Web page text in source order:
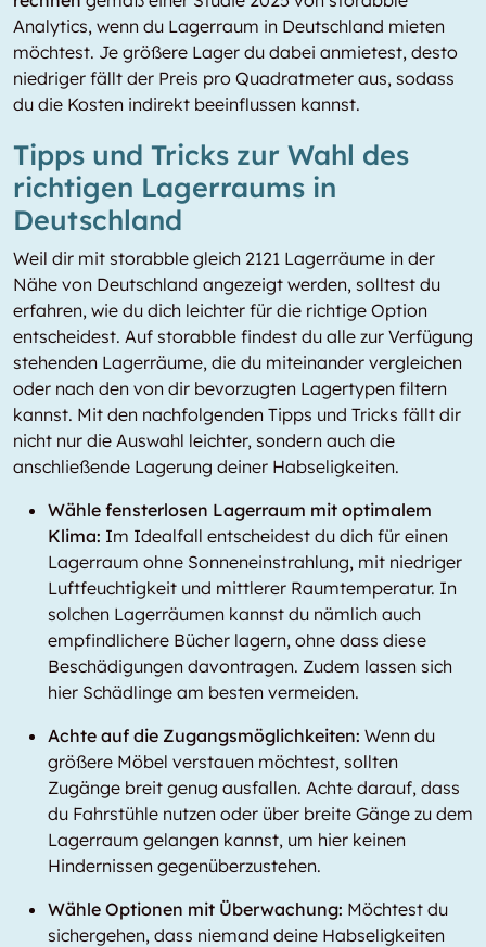
Analytics, wenn du Lagerraum in Deutschland mieten
möchtest. Je größere Lager du dabei anmietest, desto
niedriger fällt der Preis pro Quadratmeter aus, sodass
du die Kosten indirekt beeinflussen kannst.
Tipps und Tricks zur Wahl des
richtigen Lagerraums in
Deutschland
Weil dir mit storabble gleich 2121 Lagerräume in der
Nähe von Deutschland angezeigt werden, solltest du
erfahren, wie du dich leichter für die richtige Option
entscheidest. Auf storabble findest du alle zur Verfügung
stehenden Lagerräume, die du miteinander vergleichen
oder nach den von dir bevorzugten Lagertypen filtern
kannst. Mit den nachfolgenden Tipps und Tricks fällt dir
nicht nur die Auswahl leichter, sondern auch die
anschließende Lagerung deiner Habseligkeiten.
Wähle fensterlosen Lagerraum mit optimalem
Klima: Im Idealfall entscheidest du dich für einen
Lagerraum ohne Sonneneinstrahlung, mit niedriger
Luftfeuchtigkeit und mittlerer Raumtemperatur. In
solchen Lagerräumen kannst du nämlich auch
empfindlichere Bücher lagern, ohne dass diese
Beschädigungen davontragen. Zudem lassen sich
hier Schädlinge am besten vermeiden.
Achte auf die Zugangsmöglichkeiten: Wenn du
größere Möbel verstauen möchtest, sollten
Zugänge breit genug ausfallen. Achte darauf, dass
du Fahrstühle nutzen oder über breite Gänge zu dem
Lagerraum gelangen kannst, um hier keinen
Hindernissen gegenüberzustehen.
Wähle Optionen mit Überwachung: Möchtest du
sichergehen, dass niemand deine Habseligkeiten